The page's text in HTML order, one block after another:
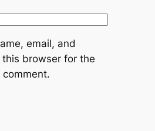
email, and
browser for the
comment.